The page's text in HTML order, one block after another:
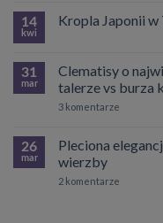
zdobią
ogród
rok.
do
Jaśmin
—
czym
się
różnią?
Kompletny
ogrodników
14
kwi
Kropla Japonii
Kropla
Japonii
w
Twoim
31
mar
Clematisy o
talerze vs burza
3 komentarze
kwiatach
26
mar
Pleciona
wierzby
2 komentarze